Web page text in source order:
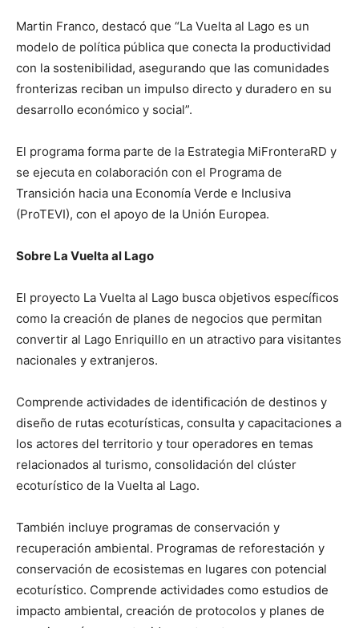
Martin Franco, destacó que “La Vuelta al Lago es un
modelo de política pública que conecta la productividad
con la sostenibilidad, asegurando que las comunidades
fronterizas reciban un impulso directo y duradero en su
desarrollo económico y social”.
El programa forma parte de la Estrategia MiFronteraRD y
se ejecuta en colaboración con el Programa de
Transición hacia una Economía Verde e Inclusiva
(ProTEVI), con el apoyo de la Unión Europea.
Sobre La Vuelta al Lago
El proyecto La Vuelta al Lago busca objetivos específicos
como la creación de planes de negocios que permitan
convertir al Lago Enriquillo en un atractivo para visitantes
nacionales y extranjeros.
Comprende actividades de identificación de destinos y
diseño de rutas ecoturísticas, consulta y capacitaciones a
los actores del territorio y tour operadores en temas
relacionados al turismo, consolidación del clúster
ecoturístico de la Vuelta al Lago.
También incluye programas de conservación y
recuperación ambiental. Programas de reforestación y
conservación de ecosistemas en lugares con potencial
ecoturístico. Comprende actividades como estudios de
impacto ambiental, creación de protocolos y planes de